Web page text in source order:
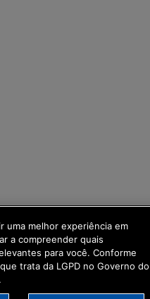
uma melhor experiência em
a compreender quais
para você. Conforme
trata da LGPD no Governo do